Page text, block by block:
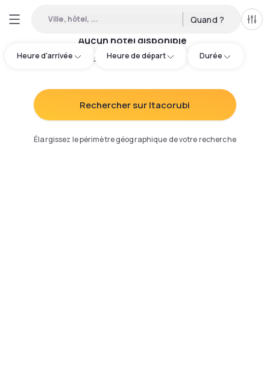
Ville, hôtel, ... Quand ?
Heure d'arrivée Heure de départ Durée
Aucun hôtel disponible
Essayez d'ajuster votre recherche:
Rechercher sur Itacorubi
Élargissez le périmètre géographique de votre recherche